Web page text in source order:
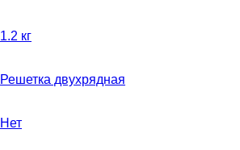
1.2 кг
Решетка двухрядная
Нет